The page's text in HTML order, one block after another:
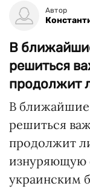
Автор
В
решиться
продолжит
В
решиться
продолжит
изнуряющую
украинским